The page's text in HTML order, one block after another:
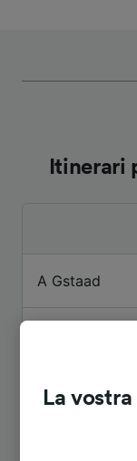
Itinerari
A Gstaad
A Aeroporto
La